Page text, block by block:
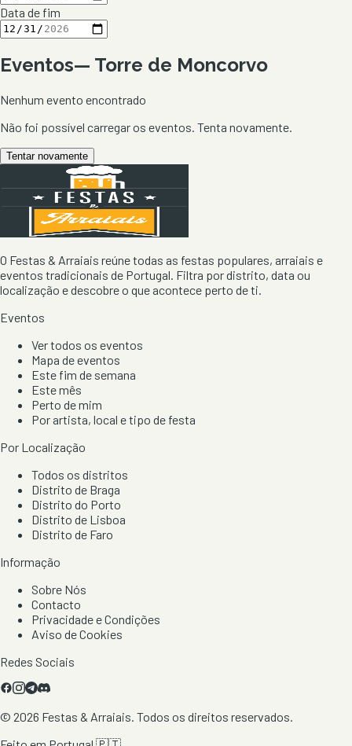
Data de fim
Eventos— Torre de Moncorvo
Nenhum evento encontrado
Não foi possível carregar os eventos. Tenta novamente.
Tentar novamente
O Festas & Arraiais reúne todas as festas populares, arraiais e
eventos tradicionais de Portugal. Filtra por distrito, data ou
localização e descobre o que acontece perto de ti.
Eventos
Ver todos os eventos
Mapa de eventos
Este fim de semana
Este mês
Perto de mim
Por artista, local e tipo de festa
Por Localização
Todos os distritos
Distrito de Braga
Distrito do Porto
Distrito de Lisboa
Distrito de Faro
Informação
Sobre Nós
Contacto
Privacidade e Condições
Aviso de Cookies
Redes Sociais
© 2026 Festas & Arraiais. Todos os direitos reservados.